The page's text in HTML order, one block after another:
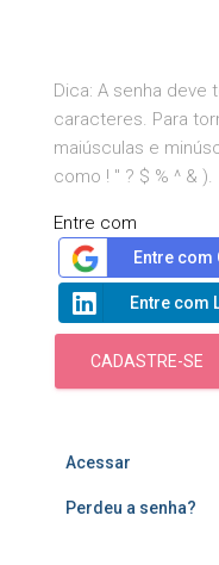
Dica: A senha deve
caracteres. Para
maiúsculas e
como ! " ? $ % ^ & ).
Entre com
Entre com
Entre com
CADASTRE-SE
Acessar
Perdeu a senha?